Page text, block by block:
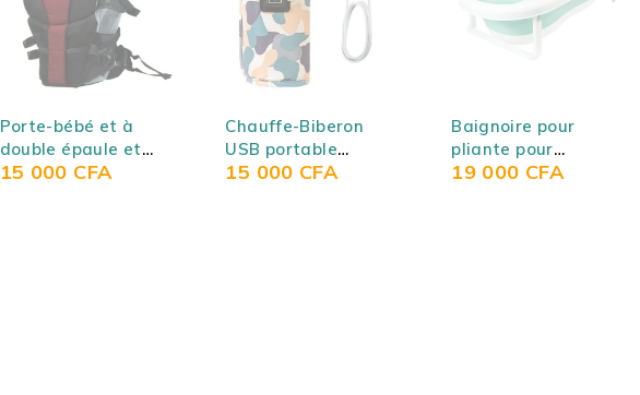
Porte-bébé et à
double épaule et
bidirectionnel
15 000 CFA
Chauffe-Biberon
USB portable
isotherme pour le
15 000 CFA
Baignoire pour
pliante pour
nouveau né (bébé)
19 000 CFA